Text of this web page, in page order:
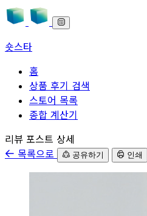
숏스타
홈
상품 후기 검색
스토어 목록
종합 계산기
본문으로 바로가기
리뷰 포스트 상세
목록으로
공유하기 인쇄